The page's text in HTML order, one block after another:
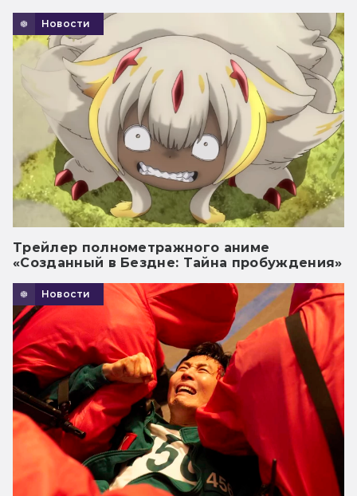
Новости
Трейлер полнометражного аниме
«Созданный в Бездне: Тайна пробуждения»
Новости